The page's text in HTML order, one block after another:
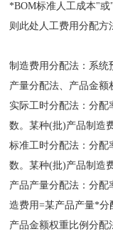
*BOM标准人工成本"
则此处人工费用分配方
制造费用分配法：系统
产量分配法、产品金额
实际工时分配法：分配
数。某种(批)产品制造
标准工时分配法：分配
数。某种(批)产品制造
产品产量分配法：分配
造费用=某产品产量*分
产品金额权重比例分配